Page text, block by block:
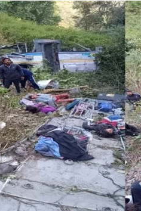
News
LIVE